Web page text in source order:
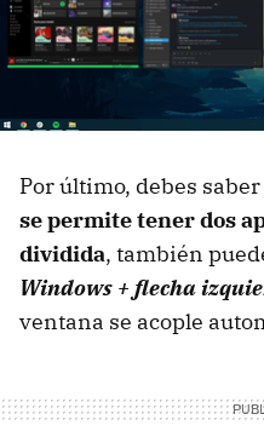
Por último, debes
se permite tener dos
dividida, también
Windows + flecha
ventana se acople